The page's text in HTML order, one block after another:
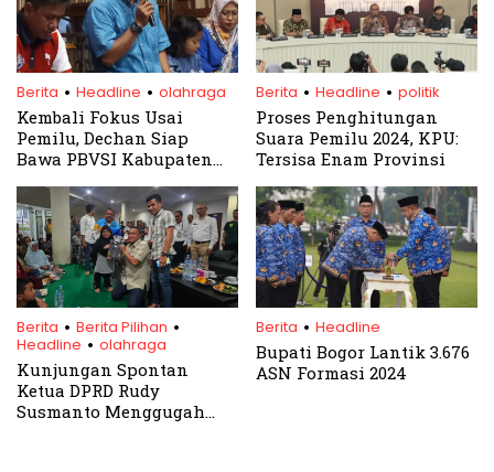
Berita . Headline . olahraga
Kembali Fokus Usai
Pemilu, Dechan Siap
Bawa PBVSI Kabupaten
Porprov Jabar 2026
Berita . Headline . politik
Proses Penghitungan
Suara Pemilu 2024, KPU:
Tersisa Enam Provinsi
Berita . Berita Pilihan .
Headline . olahraga
Kunjungan Spontan
Ketua DPRD Rudy
Susmanto Menggugah
Berita . Headline
Bupati Bogor Lantik 3.676
ASN Formasi 2024